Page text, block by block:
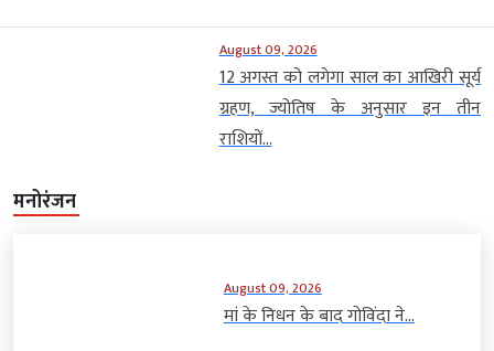
August 09, 2026
12 अगस्त को लगेगा साल का आखिरी सूर्य
ग्रहण, ज्योतिष के अनुसार इन तीन
राशियों...
मनोरंजन
August 09, 2026
मां के निधन के बाद गोविंदा ने...